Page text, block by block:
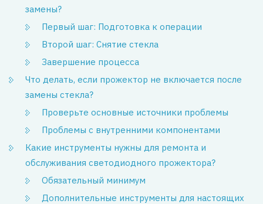
замены?
Первый шаг: Подготовка к операции
Второй шаг: Снятие стекла
Завершение процесса
Что делать, если прожектор не включается после
замены стекла?
Проверьте основные источники проблемы
Проблемы с внутренними компонентами
Какие инструменты нужны для ремонта и
обслуживания светодиодного прожектора?
Обязательный минимум
Дополнительные инструменты для настоящих